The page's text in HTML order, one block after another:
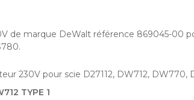
de marque DeWalt référence 869045-00
230V pour scie D27112, DW712,
TYPE 1